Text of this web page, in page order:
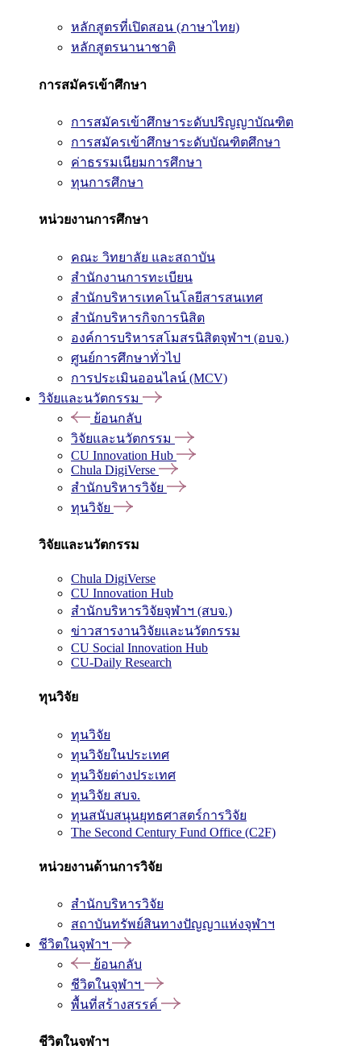
หลักสูตรที่เปิดสอน (ภาษาไทย)
หลักสูตรนานาชาติ
การสมัครเข้าศึกษา
การสมัครเข้าศึกษาระดับปริญญาบัณฑิต
การสมัครเข้าศึกษาระดับบัณฑิตศึกษา
ค่าธรรมเนียมการศึกษา
ทุนการศึกษา
หน่วยงานการศึกษา
คณะ วิทยาลัย และสถาบัน
สำนักงานการทะเบียน
สำนักบริหารเทคโนโลยีสารสนเทศ
สำนักบริหารกิจการนิสิต
องค์การบริหารสโมสรนิสิตจุฬาฯ (อบจ.)
ศูนย์การศึกษาทั่วไป
การประเมินออนไลน์ (MCV)
วิจัยและนวัตกรรม
ย้อนกลับ
วิจัยและนวัตกรรม
CU Innovation Hub
Chula DigiVerse
สำนักบริหารวิจัย
ทุนวิจัย
วิจัยและนวัตกรรม
Chula DigiVerse
CU Innovation Hub
สำนักบริหารวิจัยจุฬาฯ (สบจ.)
ข่าวสารงานวิจัยและนวัตกรรม
CU Social Innovation Hub
CU-Daily Research
ทุนวิจัย
ทุนวิจัย
ทุนวิจัยในประเทศ
ทุนวิจัยต่างประเทศ
ทุนวิจัย สบจ.
ทุนสนับสนุนยุทธศาสตร์การวิจัย
The Second Century Fund Office (C2F)
หน่วยงานด้านการวิจัย
สำนักบริหารวิจัย
สถาบันทรัพย์สินทางปัญญาแห่งจุฬาฯ
ชีวิตในจุฬาฯ
ย้อนกลับ
ชีวิตในจุฬาฯ
พื้นที่สร้างสรรค์
ชีวิตในจุฬาฯ